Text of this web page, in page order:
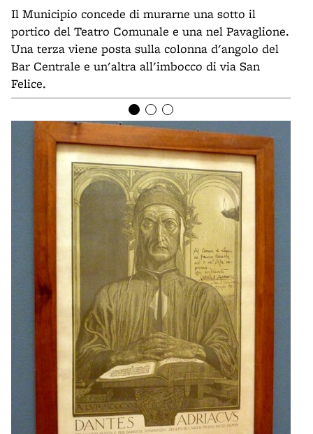
Il Municipio concede di murarne una sotto il
portico del Teatro Comunale e una nel Pavaglione.
Una terza viene posta sulla colonna d'angolo del
Bar Centrale e un'altra all'imbocco di via San
Felice.